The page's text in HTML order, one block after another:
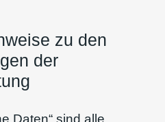
zu den
der
Daten“ sind alle